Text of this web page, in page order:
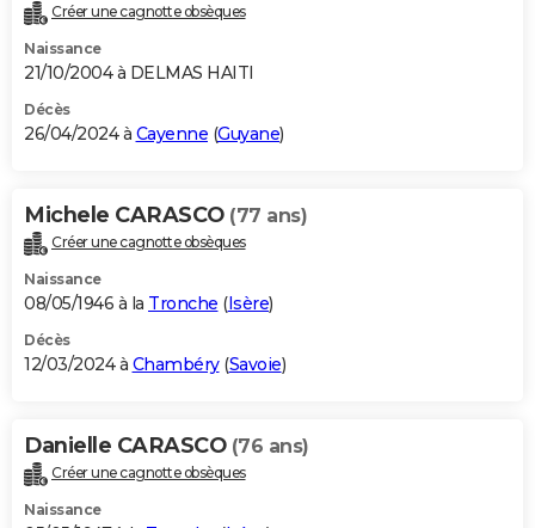
Créer une cagnotte obsèques
Naissance
21/10/2004 à DELMAS HAITI
Décès
26/04/2024 à Cayenne (Guyane)
Michele CARASCO (77 ans)
Créer une cagnotte obsèques
Naissance
08/05/1946 à la Tronche (Isère)
Décès
12/03/2024 à Chambéry(Savoie)
Danielle CARASCO (76 ans)
Créer une cagnotte obsèques
Naissance